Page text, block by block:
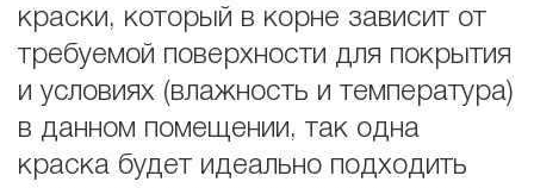
краски, который в корне зависит от
требуемой поверхности для покрытия
и условиях (влажность и температура)
в данном помещении, так одна
краска будет идеально подходить